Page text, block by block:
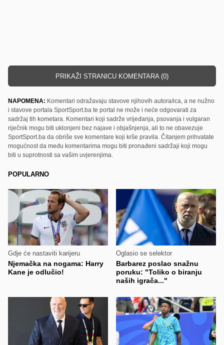
PRIKAŽI STRANICU KOMENTARA (0)
NAPOMENA: Komentari odražavaju stavove njihovih autora/ica, a ne nužno
i stavove portala SportSport.ba te portal ne može i neće odgovarati za
sadržaj tih kometara. Komentari koji sadrže vrijeđanja, psovanja i vulgaran
riječnik mogu biti uklonjeni bez najave i objašnjenja, ali to ne obavezuje
SportSport.ba da obriše sve komentare koji krše pravila. Čitanjem prihvatate
mogućnost da među komentarima mogu biti pronađeni sadržaji koji mogu
biti u suprotnosti sa vašim uvjerenjima.
POPULARNO
Gdje će nastaviti karijeru
Njemačka na nogama: Harry
Kane je odlučio!
Oglasio se selektor
Barbarez poslao snažnu
poruku: "Toliko o biranju
naših igrača..."